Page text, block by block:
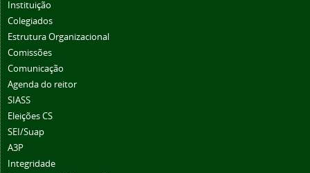
Instituição
Colegiados
Estrutura Organizacional
Comissões
Comunicação
Agenda do reitor
SIASS
Eleições CS
SEI/Suap
A3P
Integridade